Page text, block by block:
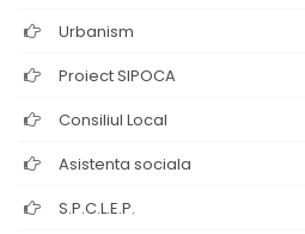
Urbanism
Proiect SIPOCA
Consiliul Local
Asistenta sociala
S.P.C.L.E.P.